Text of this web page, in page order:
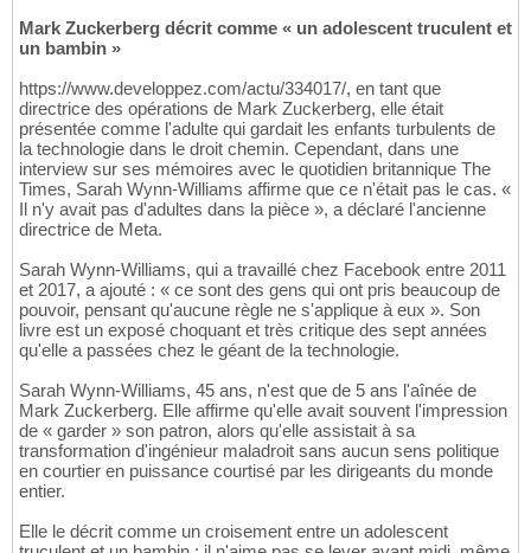
Mark Zuckerberg décrit comme « un adolescent truculent et
un bambin »
https://www.developpez.com/actu/334017/, en tant que
directrice des opérations de Mark Zuckerberg, elle était
présentée comme l'adulte qui gardait les enfants turbulents de
la technologie dans le droit chemin. Cependant, dans une
interview sur ses mémoires avec le quotidien britannique The
Times, Sarah Wynn-Williams affirme que ce n'était pas le cas. «
Il n'y avait pas d'adultes dans la pièce », a déclaré l'ancienne
directrice de Meta.
Sarah Wynn-Williams, qui a travaillé chez Facebook entre 2011
et 2017, a ajouté : « ce sont des gens qui ont pris beaucoup de
pouvoir, pensant qu'aucune règle ne s'applique à eux ». Son
livre est un exposé choquant et très critique des sept années
qu'elle a passées chez le géant de la technologie.
Sarah Wynn-Williams, 45 ans, n'est que de 5 ans l'aînée de
Mark Zuckerberg. Elle affirme qu'elle avait souvent l'impression
de « garder » son patron, alors qu'elle assistait à sa
transformation d'ingénieur maladroit sans aucun sens politique
en courtier en puissance courtisé par les dirigeants du monde
entier.
Elle le décrit comme un croisement entre un adolescent